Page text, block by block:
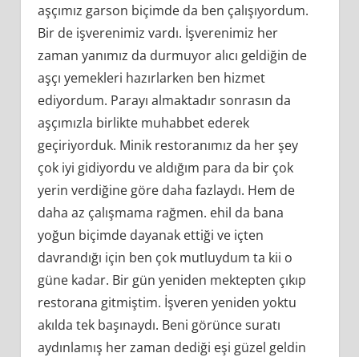
aşçımız garson biçimde da ben çalışıyordum.
Bir de işverenimiz vardı. İşverenimiz her
zaman yanımız da durmuyor alıcı geldiğin de
aşçı yemekleri hazırlarken ben hizmet
ediyordum. Parayı almaktadır sonrasın da
aşçımızla birlikte muhabbet ederek
geçiriyorduk. Minik restoranımız da her şey
çok iyi gidiyordu ve aldığım para da bir çok
yerin verdiğine göre daha fazlaydı. Hem de
daha az çalışmama rağmen. ehil da bana
yoğun biçimde dayanak ettiği ve içten
davrandığı için ben çok mutluydum ta kii o
güne kadar. Bir gün yeniden mektepten çıkıp
restorana gitmiştim. İşveren yeniden yoktu
akılda tek başınaydı. Beni görünce suratı
aydınlamış her zaman dediği eşi güzel geldin